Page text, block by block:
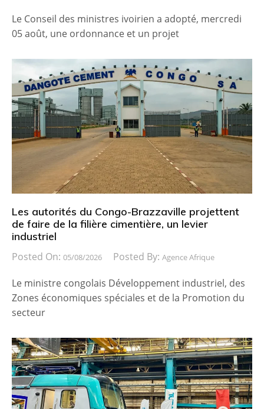
Le Conseil des ministres ivoirien a adopté, mercredi
05 août, une ordonnance et un projet
Les autorités du Congo-Brazzaville projettent
de faire de la filière cimentière, un levier
industriel
Posted On: 05/08/2026 Posted By: Agence Afrique
Le ministre congolais Développement industriel, des
Zones économiques spéciales et de la Promotion du
secteur